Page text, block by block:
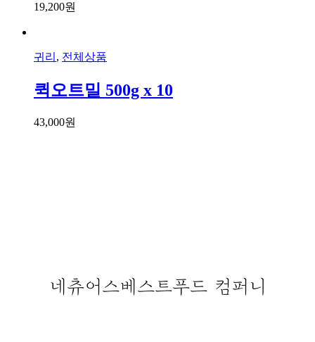
19,200원
귀리 , 전체상품
퀵오트밀 500g x 10
43,000원
네츄어스베스트푸드 컴퍼니